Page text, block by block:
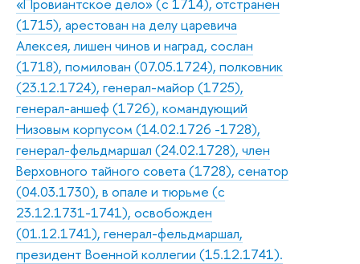
(1715), арестован на делу царевича
Алексея, лишен чинов и наград, сослан
(1718), помилован (07.05.1724), полковник
(23.12.1724), генерал-майор (1725),
генерал-аншеф (1726), командующий
Низовым корпусом (14.02.1726 -1728),
генерал-фельдмаршал (24.02.1728), член
Верховного тайного совета (1728), сенатор
(04.03.1730), в опале и тюрьме (с
23.12.1731-1741), освобожден
(01.12.1741), генерал-фельдмаршал,
президент Военной коллегии (15.12.1741).